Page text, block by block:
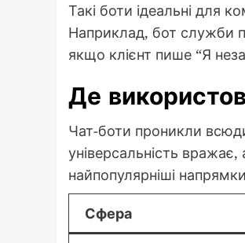
Такі боти ідеальні для
Наприклад, бот служби
якщо клієнт пише “Я
Де
Чат-боти проникли
універсальність
найпопулярніші
Сфера